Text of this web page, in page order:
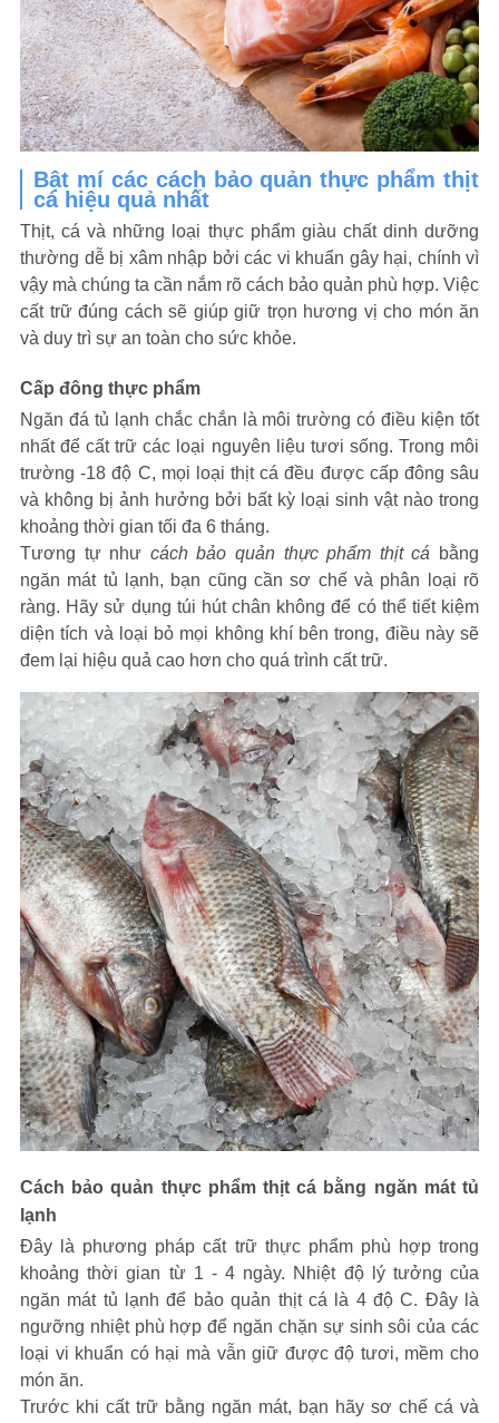
Bật mí các cách bảo quản thực phẩm thịt
cá hiệu quả nhất
Thịt, cá và những loại thực phẩm giàu chất dinh dưỡng
thường dễ bị xâm nhập bởi các vi khuẩn gây hại, chính vì
vậy mà chúng ta cần nắm rõ cách bảo quản phù hợp. Việc
cất trữ đúng cách sẽ giúp giữ trọn hương vị cho món ăn
và duy trì sự an toàn cho sức khỏe.
Cấp đông thực phẩm
Ngăn đá tủ lạnh chắc chắn là môi trường có điều kiện tốt
nhất để cất trữ các loại nguyên liệu tươi sống. Trong môi
trường -18 độ C, mọi loại thịt cá đều được cấp đông sâu
và không bị ảnh hưởng bởi bất kỳ loại sinh vật nào trong
khoảng thời gian tối đa 6 tháng.
Tương tự như cách bảo quản thực phẩm thịt cá bằng
ngăn mát tủ lạnh, bạn cũng cần sơ chế và phân loại rõ
ràng. Hãy sử dụng túi hút chân không để có thể tiết kiệm
diện tích và loại bỏ mọi không khí bên trong, điều này sẽ
đem lại hiệu quả cao hơn cho quá trình cất trữ.
Cách bảo quản thực phẩm thịt cá bằng ngăn mát tủ
lạnh
Đây là phương pháp cất trữ thực phẩm phù hợp trong
khoảng thời gian từ 1 - 4 ngày. Nhiệt độ lý tưởng của
ngăn mát tủ lạnh để bảo quản thịt cá là 4 độ C. Đây là
ngưỡng nhiệt phù hợp để ngăn chặn sự sinh sôi của các
loại vi khuẩn có hại mà vẫn giữ được độ tươi, mềm cho
món ăn.
Trước khi cất trữ bằng ngăn mát, bạn hãy sơ chế cá và